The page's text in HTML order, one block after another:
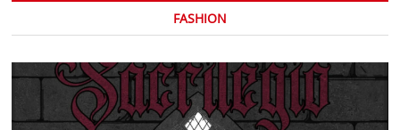
FASHION